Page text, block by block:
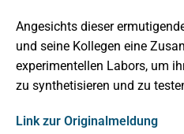
Angesichts dieser
und seine Kollegen eine
experimentellen Labors, um
zu synthetisieren und zu
Link zur Originalmeldung